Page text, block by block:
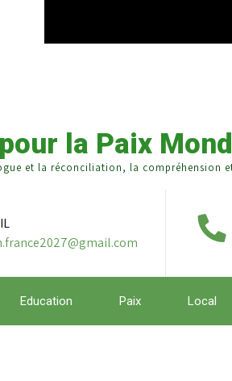
la Paix
et la réconciliation, la
Education Paix Local